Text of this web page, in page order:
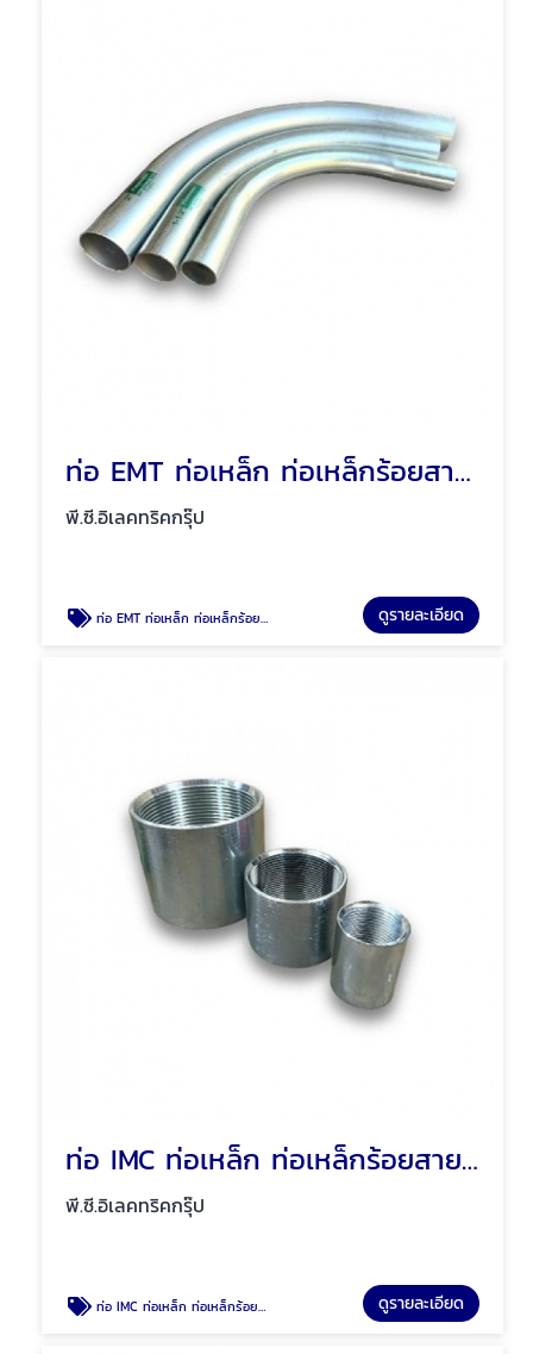
ท่อ EMT ท่อเหล็ก ท่อเหล็กร้อยสายไฟ พัทยา ชลบุรี
พี.ซี.อิเลคทริคกรุ๊ป
ท่อ EMT ท่อเหล็ก ท่อเหล็กร้อยสายไฟ ดูรายละเอียด
ท่อ IMC ท่อเหล็ก ท่อเหล็กร้อยสายไฟ พัทยา ชลบุรี
พี.ซี.อิเลคทริคกรุ๊ป
ท่อ IMC ท่อเหล็ก ท่อเหล็กร้อยสายไฟ พัทยา ชลบุรี ดูรายละเอียด